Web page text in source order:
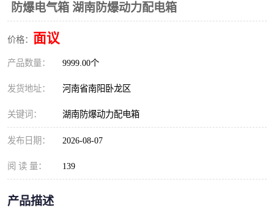
防爆电气箱 湖南防爆动力配电箱
价格： 面议
产品数量： 9999.00个
发货地址： 河南省南阳卧龙区
关键词： 湖南防爆动力配电箱
发布日期： 2026-08-07
阅 读 量： 139
产品描述